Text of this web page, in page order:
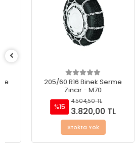
205/60 R16 Binek Serme
Zincir - M70
4.504,50 TL
3.820,00 TL
Stokta Yok